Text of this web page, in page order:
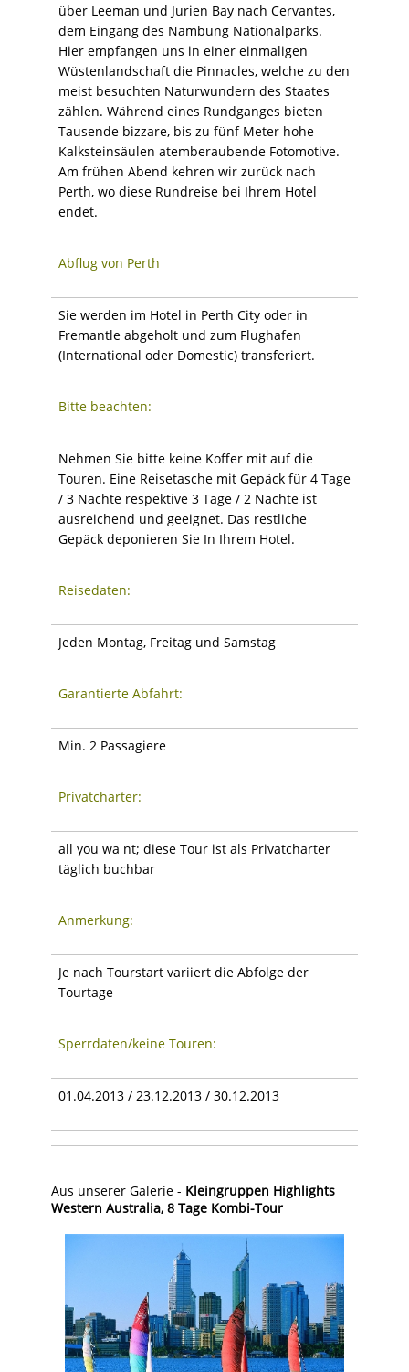
über Leeman und Jurien Bay nach Cervantes,
dem Eingang des Nambung Nationalparks.
Hier empfangen uns in einer einmaligen
Wüstenlandschaft die Pinnacles, welche zu den
meist besuchten Naturwundern des Staates
zählen. Während eines Rundganges bieten
Tausende bizzare, bis zu fünf Meter hohe
Kalksteinsäulen atemberaubende Fotomotive.
Am frühen Abend kehren wir zurück nach
Perth, wo diese Rundreise bei Ihrem Hotel
endet.
Abflug von Perth
Sie werden im Hotel in Perth City oder in
Fremantle abgeholt und zum Flughafen
(International oder Domestic) transferiert.
Bitte beachten:
Nehmen Sie bitte keine Koffer mit auf die
Touren. Eine Reisetasche mit Gepäck für 4 Tage
/ 3 Nächte respektive 3 Tage / 2 Nächte ist
ausreichend und geeignet. Das restliche
Gepäck deponieren Sie In Ihrem Hotel.
Reisedaten:
Jeden Montag, Freitag und Samstag
Garantierte Abfahrt:
Min. 2 Passagiere
Privatcharter:
all you wa nt; diese Tour ist als Privatcharter
täglich buchbar
Anmerkung:
Je nach Tourstart variiert die Abfolge der
Tourtage
Sperrdaten/keine Touren:
01.04.2013 / 23.12.2013 / 30.12.2013
Aus unserer Galerie - Kleingruppen Highlights
Western Australia, 8 Tage Kombi-Tour